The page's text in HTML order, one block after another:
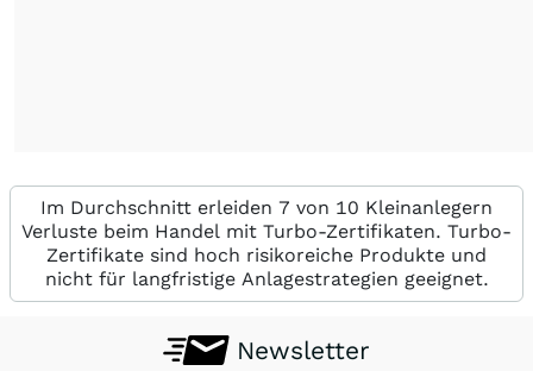
Im Durchschnitt erleiden 7 von 10 Kleinanlegern
Verluste beim Handel mit Turbo-Zertifikaten. Turbo-
Zertifikate sind hoch risikoreiche Produkte und
nicht für langfristige Anlagestrategien geeignet.
Newsletter